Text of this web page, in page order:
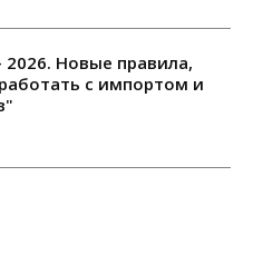
Новые правила,
с импортом и